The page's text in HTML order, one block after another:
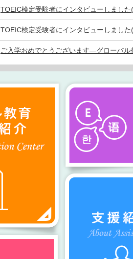
TOEIC検定受験者にインタビューしました
TOEIC検定受験者にインタビューしました
ご入学おめでとうございます―グローバル